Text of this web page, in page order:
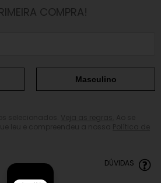
COMPRA!
Masculino
DÚVIDAS